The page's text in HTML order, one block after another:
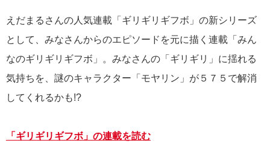
えだまるさんの人気連載「ギリギリギフボ」の新シリーズ
として、みなさんからのエピソードを元に描く連載「みん
なのギリギリギフボ」。みなさんの「ギリギリ」に揺れる
気持ちを、謎のキャラクター「モヤリン」が５７５で解消
してくれるかも!?
「ギリギリギフボ」の連載を読む